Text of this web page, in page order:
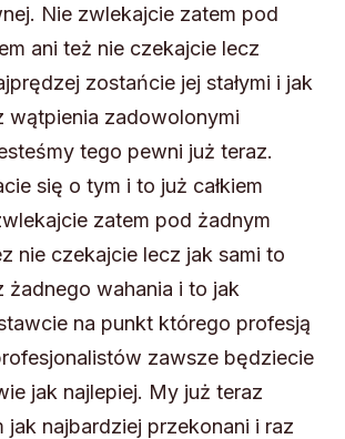
Nie zwlekajcie zatem pod
ani też nie czekajcie lecz
zostańcie jej stałymi i jak
wątpienia zadowolonymi
tego pewni już teraz.
się o tym i to już całkiem
zatem pod żadnym
nie czekajcie lecz jak sami to
żadnego wahania i to jak
na punkt którego profesją
zawsze będziecie
jak najlepiej. My już teraz
jak najbardziej przekonani i raz